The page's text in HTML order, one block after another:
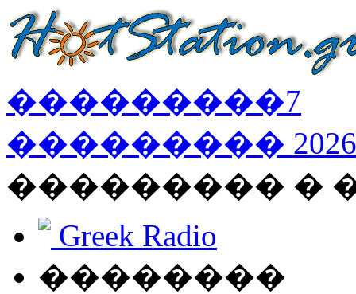
���������7
��������� 2026
��������� �
Greek Radio
��������